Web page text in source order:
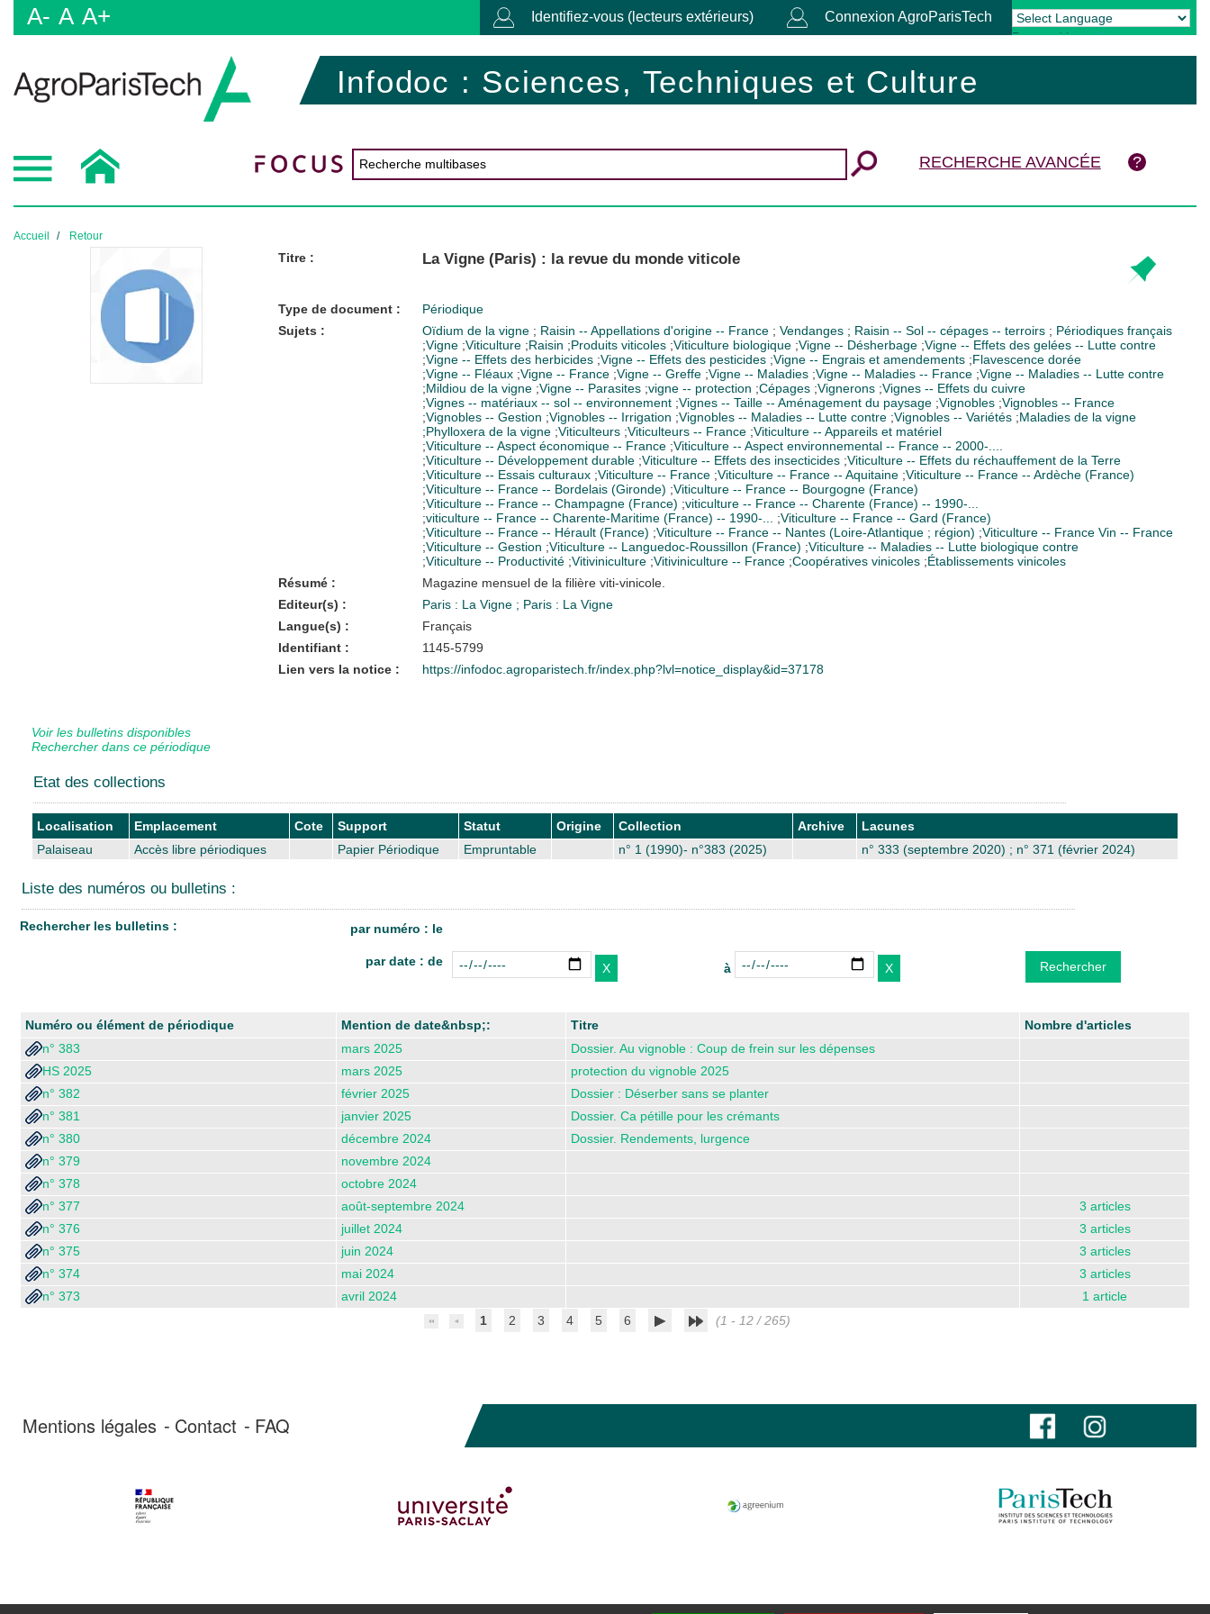
A- A A+ Identifiez-vous (lecteurs extérieurs) Connexion AgroParisTech
Powered by Translate
Infodoc : Sciences, Techniques et Culture
RECHERCHE AVANCÉE
Accueil Retour
Titre : La Vigne (Paris) : la revue du monde viticole
Type de document :
Périodique
Sujets :
Oïdium de la vigne ; Raisin -- Appellations d'origine -- France ; Vendanges ; Raisin -- Sol -- cépages -- terroirs ; Périodiques français
;Vigne ;Viticulture ;Raisin ;Produits viticoles ;Viticulture biologique ;Vigne -- Désherbage ;Vigne -- Effets des gelées -- Lutte contre
;Vigne -- Effets des herbicides ;Vigne -- Effets des pesticides ;Vigne -- Engrais et amendements ;Flavescence dorée
;Vigne -- Fléaux ;Vigne -- France ;Vigne -- Greffe ;Vigne -- Maladies ;Vigne -- Maladies -- France ;Vigne -- Maladies -- Lutte contre
;Mildiou de la vigne ;Vigne -- Parasites ;vigne -- protection ;Cépages ;Vignerons ;Vignes -- Effets du cuivre
;Vignes -- matériaux -- sol -- environnement ;Vignes -- Taille -- Aménagement du paysage ;Vignobles ;Vignobles -- France
;Vignobles -- Gestion ;Vignobles -- Irrigation ;Vignobles -- Maladies -- Lutte contre ;Vignobles -- Variétés ;Maladies de la vigne
;Phylloxera de la vigne ;Viticulteurs ;Viticulteurs -- France ;Viticulture -- Appareils et matériel
;Viticulture -- Aspect économique -- France ;Viticulture -- Aspect environnemental -- France -- 2000-....
;Viticulture -- Développement durable ;Viticulture -- Effets des insecticides ;Viticulture -- Effets du réchauffement de la Terre
;Viticulture -- Essais culturaux ;Viticulture -- France ;Viticulture -- France -- Aquitaine ;Viticulture -- France -- Ardèche (France)
;Viticulture -- France -- Bordelais (Gironde) ;Viticulture -- France -- Bourgogne (France)
;Viticulture -- France -- Champagne (France) ;viticulture -- France -- Charente (France) -- 1990-...
;viticulture -- France -- Charente-Maritime (France) -- 1990-... ;Viticulture -- France -- Gard (France)
;Viticulture -- France -- Hérault (France) ;Viticulture -- France -- Nantes (Loire-Atlantique ; région) ;Viticulture -- France Vin -- France
;Viticulture -- Gestion ;Viticulture -- Languedoc-Roussillon (France) ;Viticulture -- Maladies -- Lutte biologique contre
;Viticulture -- Productivité ;Vitiviniculture ;Vitiviniculture -- France ;Coopératives vinicoles ;Établissements vinicoles
Résumé :
Magazine mensuel de la filière viti-vinicole.
Editeur(s) :
Paris : La Vigne ; Paris : La Vigne
Langue(s) :
Français
Identifiant :
1145-5799
Lien vers la notice :
https://infodoc.agroparistech.fr/index.php?lvl=notice_display&id=37178
Voir les bulletins disponibles
Rechercher dans ce périodique
Etat des collections
Localisation Emplacement Cote Support Statut Origine Collection Archive
Lacunes
Palaiseau
Accès libre périodiques Papier Périodique Empruntable n° 1 (1990)- n°383 (2025) n° 333 (septembre 2020) ; n° 371 (février 2024)
Liste des numéros ou bulletins :
Rechercher les bulletins : par numéro : le
par date : de
à
Numéro ou élément de périodique Mention de date&nbsp;: Titre
Nombre d'articles
n° 383
mars 2025
Dossier. Au vignoble : Coup de frein sur les dépenses
HS 2025
mars 2025
protection du vignoble 2025
n° 382
février 2025
Dossier : Déserber sans se planter
n° 381
janvier 2025
Dossier. Ca pétille pour les crémants
n° 380
décembre 2024
Dossier. Rendements, lurgence
n° 379
novembre 2024
n° 378
octobre 2024
n° 377
août-septembre 2024
3 articles
n° 376
juillet 2024
3 articles
n° 375
juin 2024
3 articles
n° 374
mai 2024
3 articles
n° 373
avril 2024
1 article
1
2 3 4 5 6 (1 - 12 / 265)
Mentions légales Contact FAQ